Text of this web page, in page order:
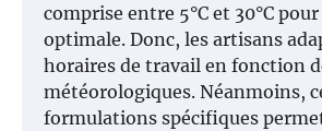
comprise entre 5°C et 30°C
optimale. Donc, les artisans
horaires de travail en fonction
météorologiques. Néanmoins,
formulations spécifiques